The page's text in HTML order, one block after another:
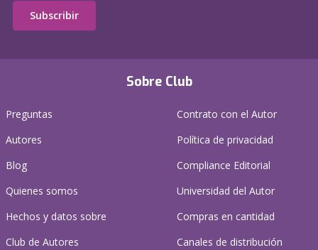
Sobre Club
Preguntas
Autores
Blog
Quienes somos
Hechos y datos sobre
Club de Autores
Contrato con el Autor
Política de privacidad
Compliance Editorial
Universidad del Autor
Compras en cantidad
Canales de distribución
Subscribir